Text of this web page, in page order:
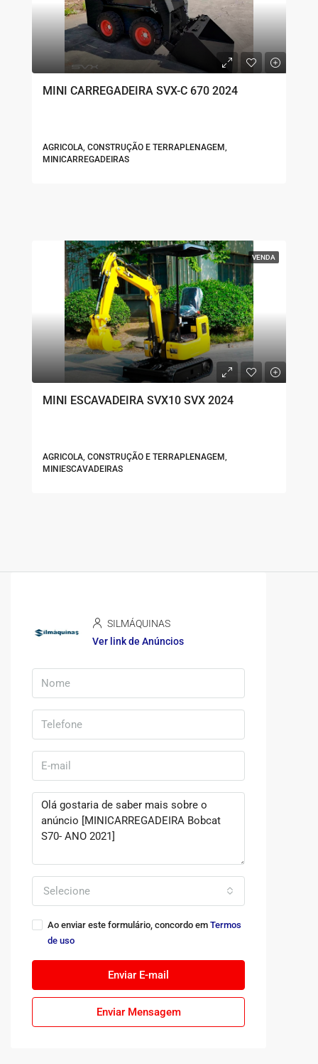
MINI CARREGADEIRA SVX-C 670 2024
AGRICOLA, CONSTRUÇÃO E TERRAPLENAGEM,
MINICARREGADEIRAS
VENDA
MINI ESCAVADEIRA SVX10 SVX 2024
AGRICOLA, CONSTRUÇÃO E TERRAPLENAGEM,
MINIESCAVADEIRAS
SILMÁQUINAS
Ver link de Anúncios
Selecione
Ao enviar este formulário, concordo em Termos
de uso
Enviar E-mail
Enviar Mensagem